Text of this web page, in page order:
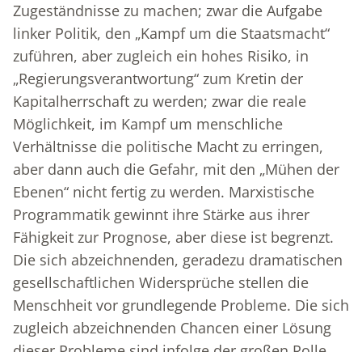
Zugeständnisse zu machen; zwar die Aufgabe
linker Politik, den „Kampf um die Staatsmacht“
zuführen, aber zugleich ein hohes Risiko, in
„Regierungsverantwortung“ zum Kretin der
Kapitalherrschaft zu werden; zwar die reale
Möglichkeit, im Kampf um menschliche
Verhältnisse die politische Macht zu erringen,
aber dann auch die Gefahr, mit den „Mühen der
Ebenen“ nicht fertig zu werden. Marxistische
Programmatik gewinnt ihre Stärke aus ihrer
Fähigkeit zur Prognose, aber diese ist begrenzt.
Die sich abzeichnenden, geradezu dramatischen
gesellschaftlichen Widersprüche stellen die
Menschheit vor grundlegende Probleme. Die sich
zugleich abzeichnenden Chancen einer Lösung